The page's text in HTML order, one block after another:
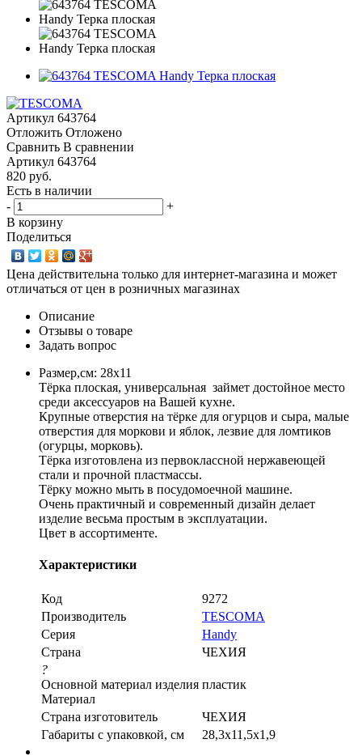
Артикул 643764
Отложить Отложено
Сравнить В сравнении
Артикул 643764
820 руб.
Есть в наличии
-
+
В корзину
Поделиться
Цена действительна только для интернет-магазина и может
отличаться от цен в розничных магазинах
Описание
Отзывы о товаре
Задать вопрос
Размер,см: 28х11
Тёрка плоская, универсальная займет достойное место
среди аксессуаров на Вашей кухне.
Крупные отверстия на тёрке для огурцов и сыра, малые
отверстия для моркови и яблок, лезвие для ломтиков
(огурцы, морковь).
Тёрка изготовлена из первоклассной нержавеющей
стали и прочной пластмассы.
Тёрку можно мыть в посудомоечной машине.
Очень практичный и современный дизайн делает
изделие весьма простым в эксплуатации.
Цвет в ассортименте.
Характеристики
Код
9272
Производитель
TESCOMA
Серия
Handy
Страна
ЧЕХИЯ
?
Основной материал изделия
Материал
пластик
Страна изготовитель
ЧЕХИЯ
Габариты c упаковкой, см
28,3x11,5x1,9